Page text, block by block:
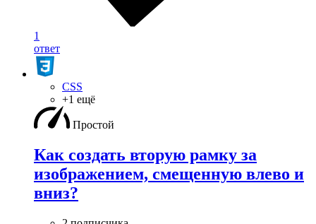
1
ответ
CSS
+1 ещё
Простой
Как создать вторую рамку за
изображением, смещенную влево и
вниз?